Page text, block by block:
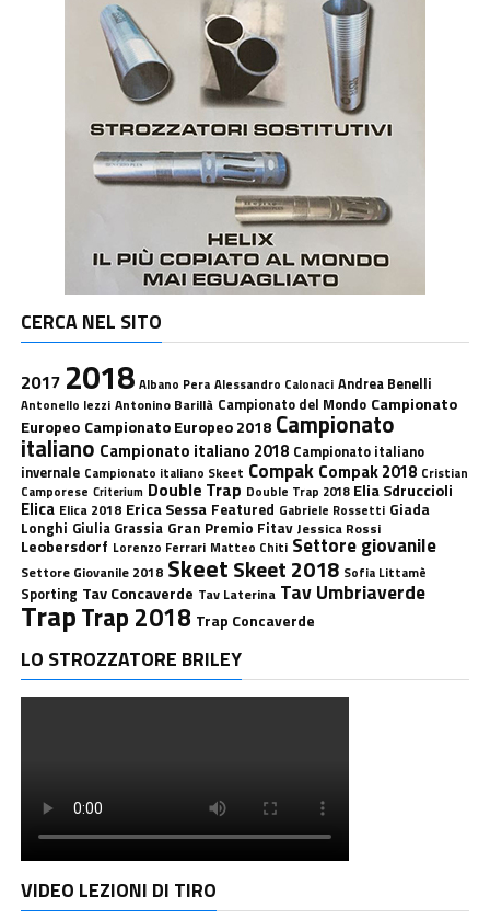
CERCA NEL SITO
2017 2018 Albano Pera Alessandro Calonaci Andrea Benelli
Antonello Iezzi Antonino Barillà Campionato del Mondo Campionato
Europeo Campionato Europeo 2018 Campionato
italiano Campionato italiano 2018 Campionato italiano
invernale Campionato italiano Skeet Compak Compak 2018 Cristian
Camporese Criterium Double Trap Double Trap 2018 Elia Sdruccioli
Elica Elica 2018 Erica Sessa Featured Gabriele Rossetti Giada
Longhi Giulia Grassia Gran Premio Fitav Jessica Rossi
Leobersdorf Lorenzo Ferrari Matteo Chiti Settore giovanile
Settore Giovanile 2018 SkeetSkeet 2018 Sofia Littamè
Sporting Tav Concaverde Tav Laterina Tav Umbriaverde
TrapTrap 2018 Trap Concaverde
LO STROZZATORE BRILEY
VIDEO LEZIONI DI TIRO